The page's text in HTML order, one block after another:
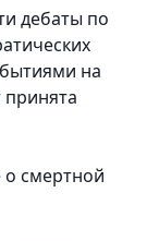
дебаты по
на
принята
о смертной